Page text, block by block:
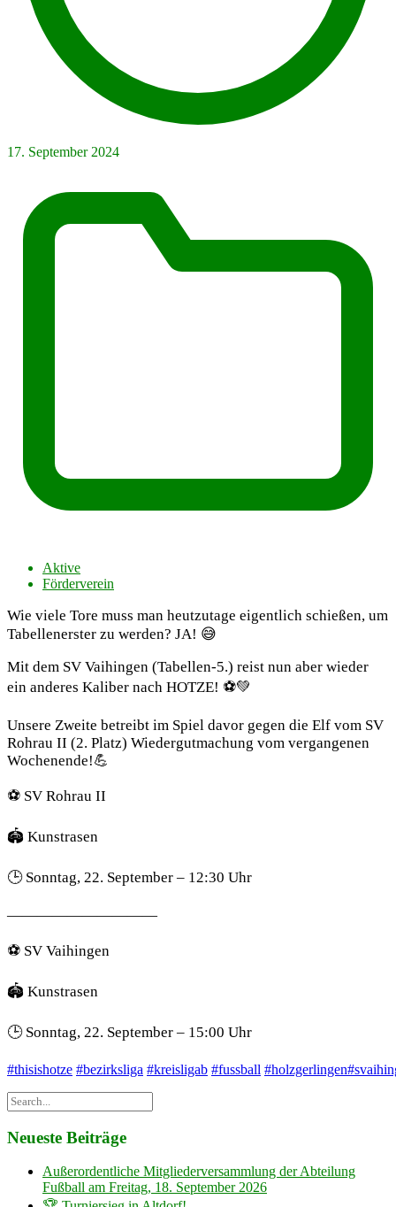
17. September 2024
Aktive
Förderverein
Wie viele Tore muss man heutzutage eigentlich schießen, um
Tabellenerster zu werden? JA! 😅
Mit dem SV Vaihingen (Tabellen-5.) reist nun aber wieder
ein anderes Kaliber nach HOTZE! ⚽️💚
Unsere Zweite betreibt im Spiel davor gegen die Elf vom SV
Rohrau II (2. Platz) Wiedergutmachung vom vergangenen
Wochenende!💪
⚽️ SV Rohrau II
🏟️ Kunstrasen
🕒 Sonntag, 22. September – 12:30 Uhr
——————————
⚽️ SV Vaihingen
🏟️ Kunstrasen
🕒 Sonntag, 22. September – 15:00 Uhr
#thisishotze #bezirksliga #kreisligab #fussball #holzgerlingen
Neueste Beiträge
Außerordentliche Mitgliederversammlung der Abteilung
Fußball am Freitag, 18. September 2026